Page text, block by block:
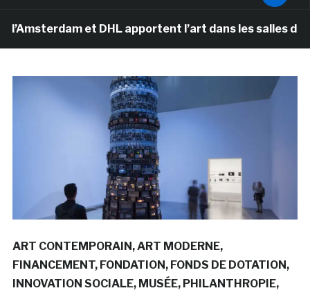
et DHL apportent l’art dans les salles de classe
ART CONTEMPORAIN ART MODERNE
FINANCEMENT FONDATION FONDS DE DOTATION
INNOVATION SOCIALE MUSÉE PHILANTHROPIE